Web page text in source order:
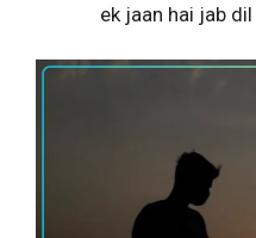
ek jaan hai jab